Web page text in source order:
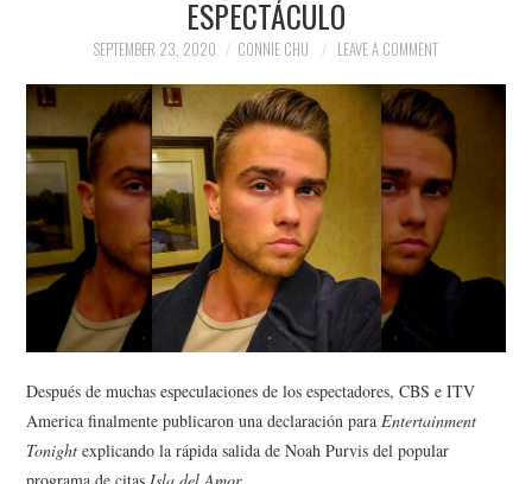
SOCIETY
SPORTS
TECHNOLOGY
ESPECTÁCULO
SEPTEMBER 23, 2020 CONNIE CHU LEAVE A COMMENT
Después de muchas especulaciones de los espectadores, CBS e ITV
America finalmente publicaron una declaración paraEntertainment
Tonight explicando la rápida salida de Noah Purvis del popular